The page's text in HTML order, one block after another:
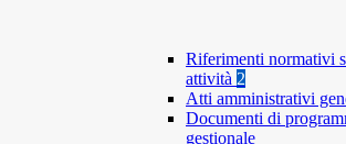
Riferimenti normativi
attività 2
Atti amministrativi
Documenti di
gestionale